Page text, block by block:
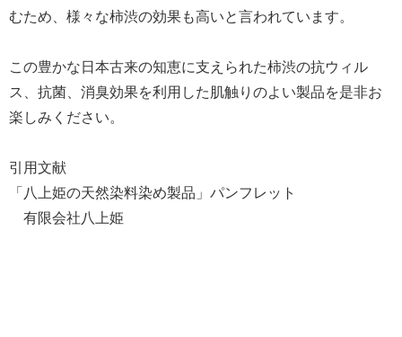
むため、様々な柿渋の効果も高いと言われています。
この豊かな日本古来の知恵に支えられた柿渋の抗ウィル
ス、抗菌、消臭効果を利用した肌触りのよい製品を是非お
楽しみください。
引用文献
「八上姫の天然染料染め製品」パンフレット
有限会社八上姫